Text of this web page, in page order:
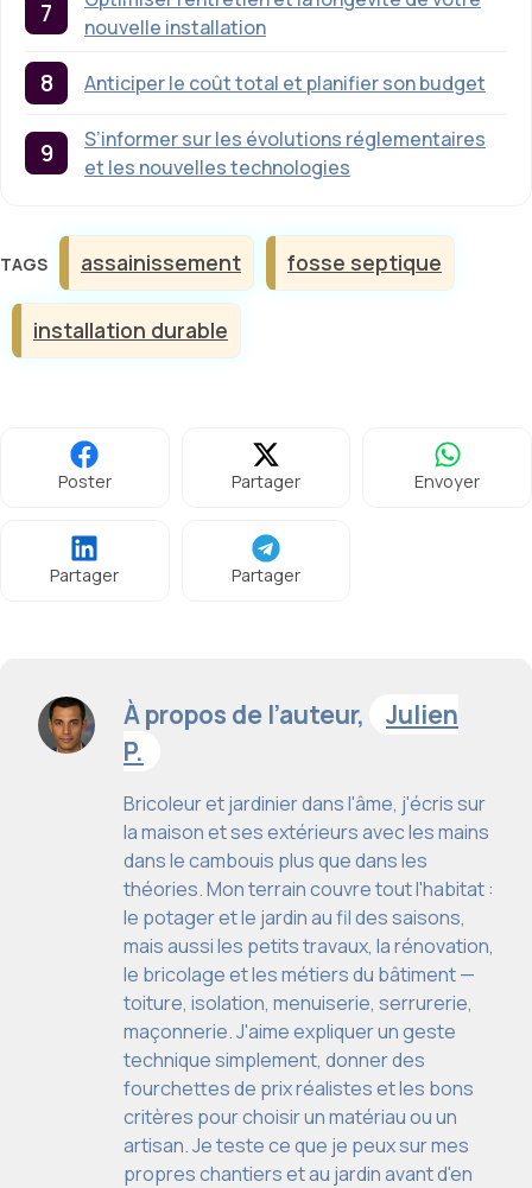
nouvelle installation
Anticiper le coût total et planifier son budget
S’informer sur les évolutions réglementaires
et les nouvelles technologies
Étiquettes
assainissement fosse septique
installation durable
Poster Partager Envoyer
Partager Partager
À propos de l’auteur,
Julien
P.
Bricoleur et jardinier dans l'âme, j'écris sur
la maison et ses extérieurs avec les mains
dans le cambouis plus que dans les
théories. Mon terrain couvre tout l'habitat :
le potager et le jardin au fil des saisons,
mais aussi les petits travaux, la rénovation,
le bricolage et les métiers du bâtiment —
toiture, isolation, menuiserie, serrurerie,
maçonnerie. J'aime expliquer un geste
technique simplement, donner des
fourchettes de prix réalistes et les bons
critères pour choisir un matériau ou un
artisan. Je teste ce que je peux sur mes
propres chantiers et au jardin avant d'en